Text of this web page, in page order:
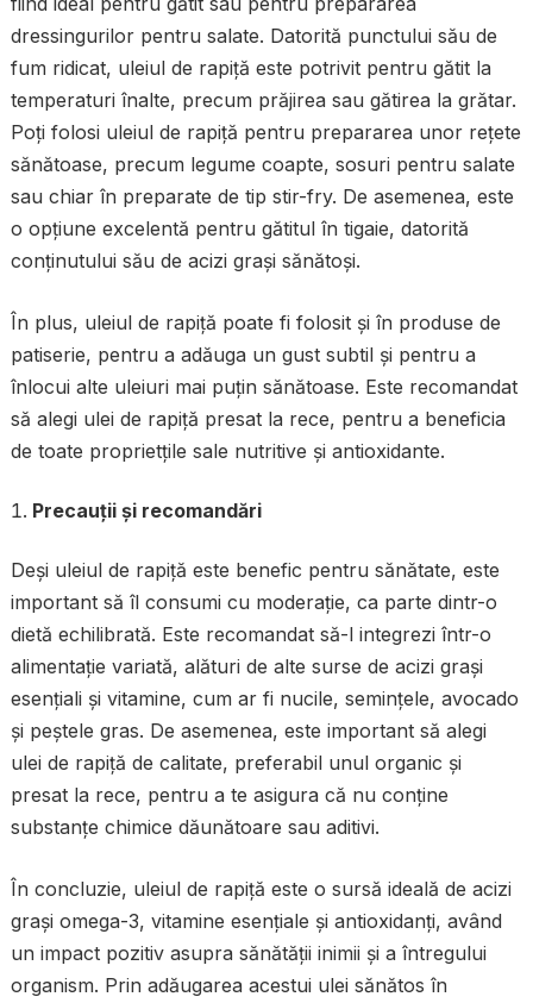
dressingurilor pentru salate. Datorită punctului său de
fum ridicat, uleiul de rapiță este potrivit pentru gătit la
temperaturi înalte, precum prăjirea sau gătirea la grătar.
Poți folosi uleiul de rapiță pentru prepararea unor rețete
sănătoase, precum legume coapte, sosuri pentru salate
sau chiar în preparate de tip stir-fry. De asemenea, este
o opțiune excelentă pentru gătitul în tigaie, datorită
conținutului său de acizi grași sănătoși.
În plus, uleiul de rapiță poate fi folosit și în produse de
patiserie, pentru a adăuga un gust subtil și pentru a
înlocui alte uleiuri mai puțin sănătoase. Este recomandat
să alegi ulei de rapiță presat la rece, pentru a beneficia
de toate proprietțile sale nutritive și antioxidante.
Precauții și recomandări
Deși uleiul de rapiță este benefic pentru sănătate, este
important să îl consumi cu moderație, ca parte dintr-o
dietă echilibrată. Este recomandat să-l integrezi într-o
alimentație variată, alături de alte surse de acizi grași
esențiali și vitamine, cum ar fi nucile, semințele, avocado
și peștele gras. De asemenea, este important să alegi
ulei de rapiță de calitate, preferabil unul organic și
presat la rece, pentru a te asigura că nu conține
substanțe chimice dăunătoare sau aditivi.
În concluzie, uleiul de rapiță este o sursă ideală de acizi
grași omega-3, vitamine esențiale și antioxidanți, având
un impact pozitiv asupra sănătății inimii și a întregului
organism. Prin adăugarea acestui ulei sănătos în